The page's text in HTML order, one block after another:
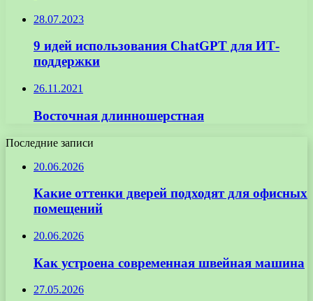
28.07.2023
9 идей использования ChatGPT для ИТ-
поддержки
26.11.2021
Восточная длинношерстная
Последние записи
20.06.2026
Какие оттенки дверей подходят для офисных
помещений
20.06.2026
Как устроена современная швейная машина
27.05.2026